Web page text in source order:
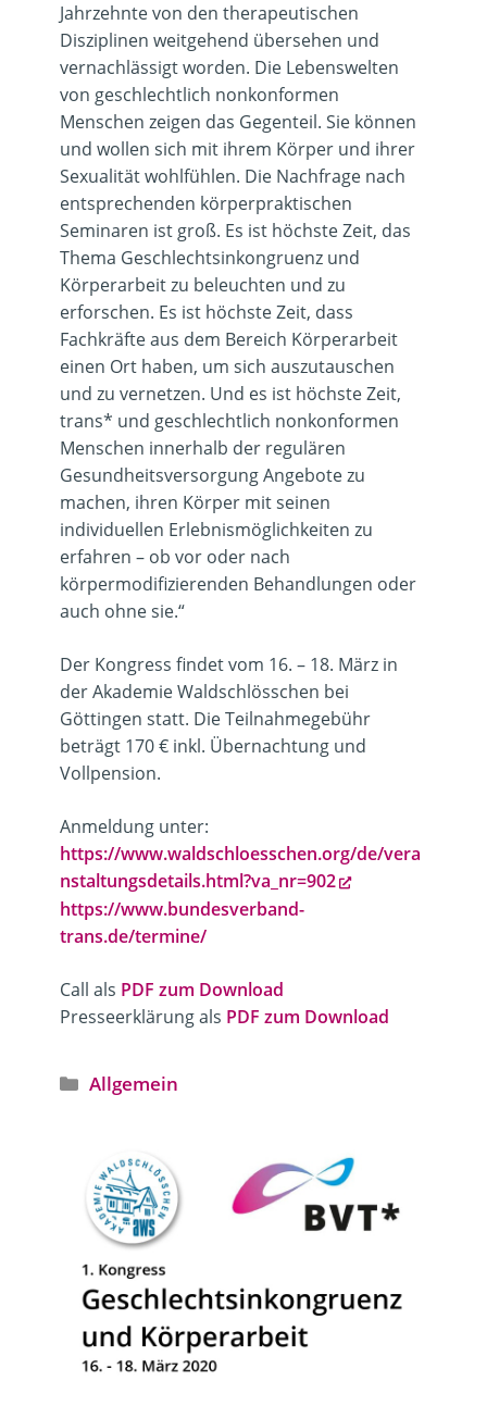
Jahrzehnte von den therapeutischen
Disziplinen weitgehend übersehen und
vernachlässigt worden. Die Lebenswelten
von geschlechtlich nonkonformen
Menschen zeigen das Gegenteil. Sie können
und wollen sich mit ihrem Körper und ihrer
Sexualität wohlfühlen. Die Nachfrage nach
entsprechenden körperpraktischen
Seminaren ist groß. Es ist höchste Zeit, das
Thema Geschlechtsinkongruenz und
Körperarbeit zu beleuchten und zu
erforschen. Es ist höchste Zeit, dass
Fachkräfte aus dem Bereich Körperarbeit
einen Ort haben, um sich auszutauschen
und zu vernetzen. Und es ist höchste Zeit,
trans* und geschlechtlich nonkonformen
Menschen innerhalb der regulären
Gesundheitsversorgung Angebote zu
machen, ihren Körper mit seinen
individuellen Erlebnismöglichkeiten zu
erfahren – ob vor oder nach
körpermodifizierenden Behandlungen oder
auch ohne sie.“
Der Kongress findet vom 16. – 18. März in
der Akademie Waldschlösschen bei
Göttingen statt. Die Teilnahmegebühr
beträgt 170 € inkl. Übernachtung und
Vollpension.
Anmeldung unter:
https://www.waldschloesschen.org/de/vera
nstaltungsdetails.html?va_nr=902
https://www.bundesverband-
trans.de/termine/
Call als PDF zum Download
Presseerklärung als PDF zum Download
Kategorien
Allgemein